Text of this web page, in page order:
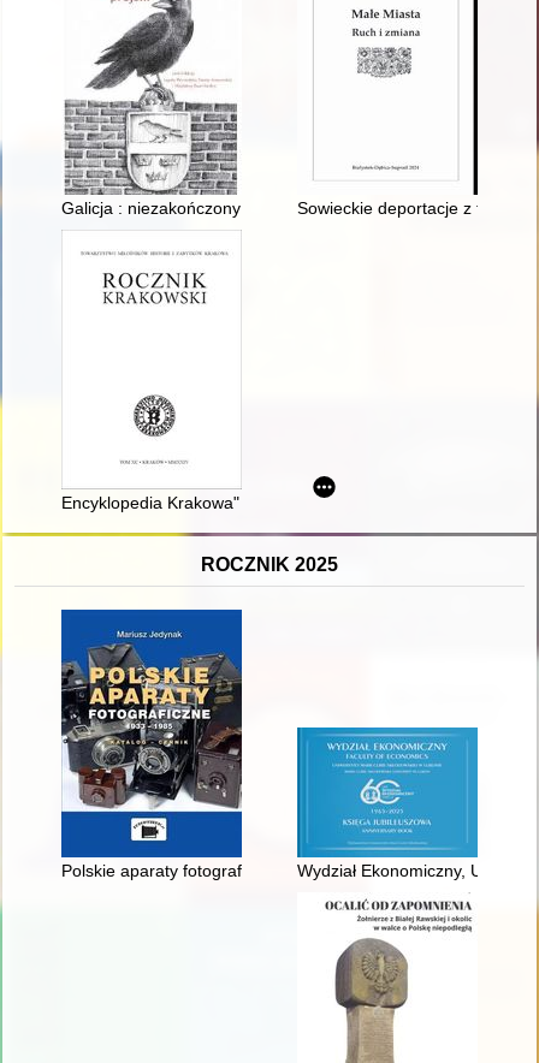
Galicja : niezakończony projekt Sowieckie deportacje z terenu
Encyklopedia Krakowa" - frapująca lektura
ROCZNIK 2025
Polskie aparaty fotograficzne 1933-1985 : katalog, cennik
Wydział Ekonomiczny,